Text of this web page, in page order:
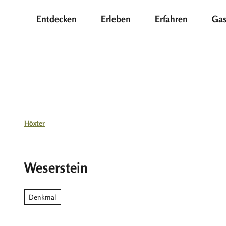
Entdecken Erleben Erfahren
Höxter
Weserstein
Denkmal